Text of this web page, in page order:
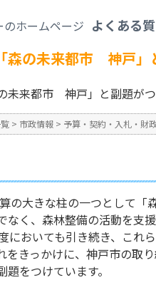
よくある
森の未来都市 神戸」
未来都市 神戸」と副題が
> 市政情報 > 予算・契約・入札・財
の大きな柱の一つとして
なく、森林整備の活動を支
においても引き続き、こ
をきっかけに、神戸市の取
をつけています。